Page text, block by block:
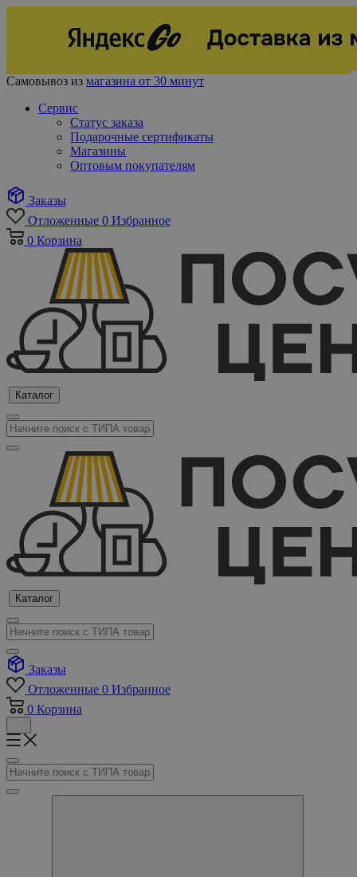
Самовывоз из магазина от 30 минут
Сервис
Статус заказа
Подарочные сертификаты
Магазины
Оптовым покупателям
Заказы
Отложенные 0 Избранное
0 Корзина
Каталог
Каталог
Заказы
Отложенные 0 Избранное
0 Корзина